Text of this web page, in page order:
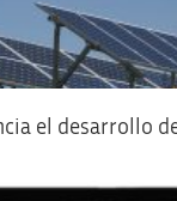
el desarrollo